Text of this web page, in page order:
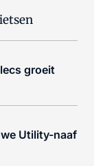
groeit
Utility-naaf